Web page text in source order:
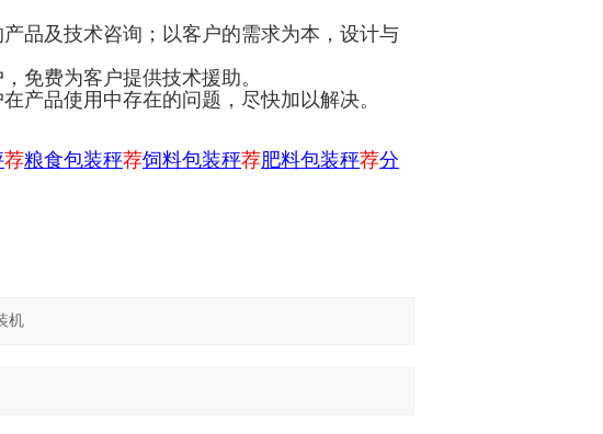
品及技术咨询；以客户的需求为本，设计与
免费为客户提供技术援助。
产品使用中存在的问题，尽快加以解决。
荐粮食包装秤荐饲料包装秤荐肥料包装秤荐分